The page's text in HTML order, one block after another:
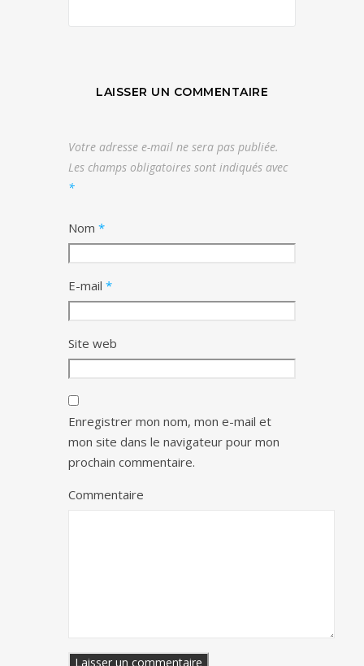
LAISSER UN COMMENTAIRE
Votre adresse e-mail ne sera pas publiée.
Les champs obligatoires sont indiqués avec
*
Nom *
E-mail *
Site web
Enregistrer mon nom, mon e-mail et
mon site dans le navigateur pour mon
prochain commentaire.
Commentaire